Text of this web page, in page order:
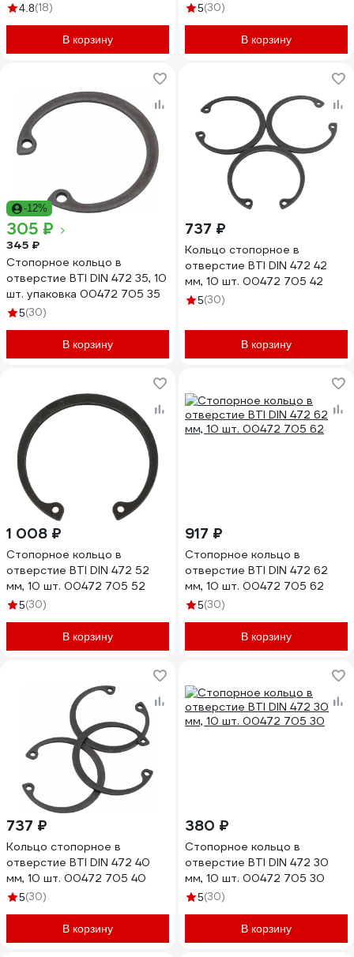
4.8(18)
В корзину
5(30)
В корзину
-12%
305 ₽
345 ₽
Стопорное кольцо в
отверстие BTI DIN 472 35, 10
шт. упаковка 00472 705 35
5(30)
В корзину
737 ₽
Кольцо стопорное в
отверстие BTI DIN 472 42
мм, 10 шт. 00472 705 42
5(30)
В корзину
1 008 ₽
Стопорное кольцо в
отверстие BTI DIN 472 52
мм, 10 шт. 00472 705 52
5(30)
В корзину
917 ₽
Стопорное кольцо в
отверстие BTI DIN 472 62
мм, 10 шт. 00472 705 62
5(30)
В корзину
737 ₽
Кольцо стопорное в
отверстие BTI DIN 472 40
мм, 10 шт. 00472 705 40
5(30)
В корзину
380 ₽
Стопорное кольцо в
отверстие BTI DIN 472 30
мм, 10 шт. 00472 705 30
5(30)
В корзину